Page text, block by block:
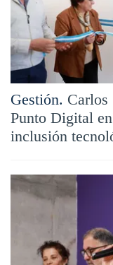
Gestión. Carlos
Punto Digital
inclusión